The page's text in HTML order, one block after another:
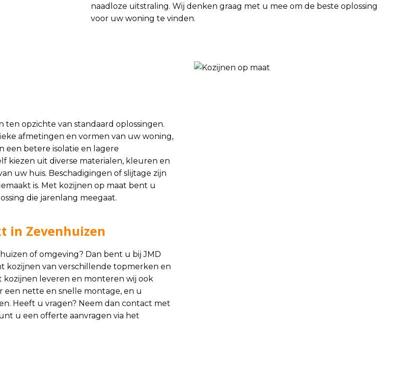
naadloze uitstraling. Wij denken graag met u mee om de beste oplossing
voor uw woning te vinden.
opzichte van standaard oplossingen.
afmetingen en vormen van uw woning,
een betere isolatie en lagere
kiezen uit diverse materialen, kleuren en
uw huis. Beschadigingen of slijtage zijn
is. Met kozijnen op maat bent u
die jarenlang meegaat.
in Zevenhuizen
of omgeving? Dan bent u bij JMD
kozijnen van verschillende topmerken en
kozijnen leveren en monteren wij ook
een nette en snelle montage, en u
Heeft u vragen? Neem dan contact met
u een offerte aanvragen via het